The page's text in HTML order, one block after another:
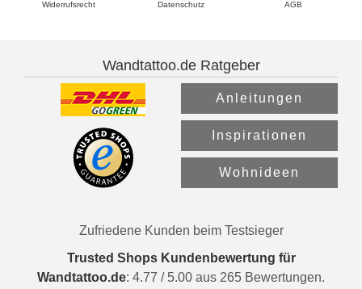
Widerrufsrecht Datenschutz AGB
Wandtattoo.de Ratgeber
Anleitungen
Inspirationen
Wohnideen
Zufriedene Kunden beim Testsieger
Trusted Shops Kundenbewertung für
Wandtattoo.de: 4.77 / 5.00 aus 265 Bewertungen.